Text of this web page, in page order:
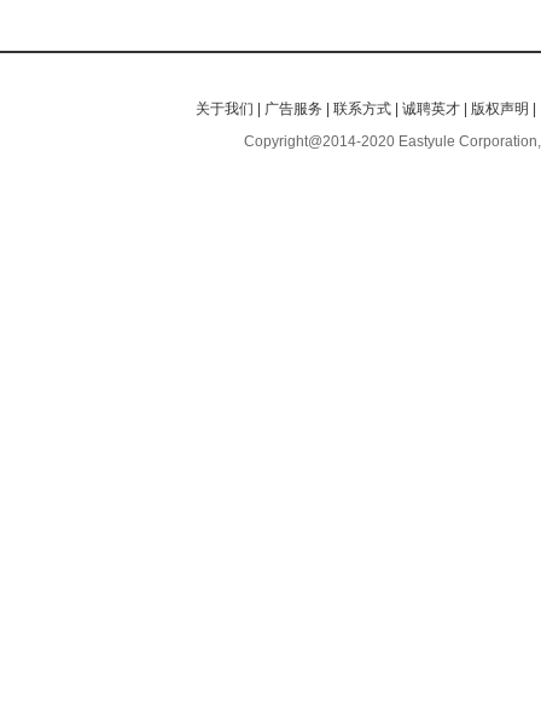
关于我们 | 广告服务 |联系方式 |诚聘英才 | 版权声明 |
Copyright@2014-2020 Eastyule